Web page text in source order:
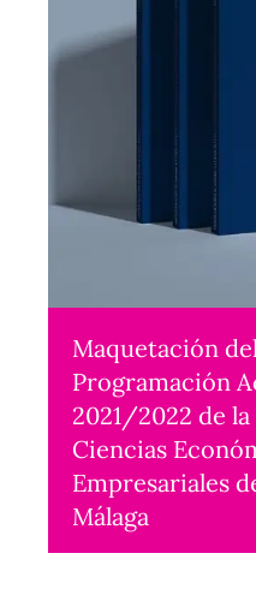
Maquetación
Programación
2021/2022 de
Ciencias
Empresariales
Málaga